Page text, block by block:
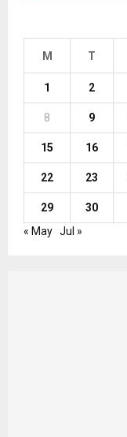
M T
1 2
8 9
15 16
22 23
29
30
« May Jul »